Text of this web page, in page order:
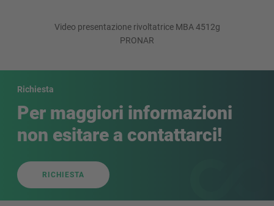
Video presentazione rivoltatrice MBA 4512g
PRONAR
Richiesta
Per maggiori informazioni
non esitare a contattarci!
RICHIESTA